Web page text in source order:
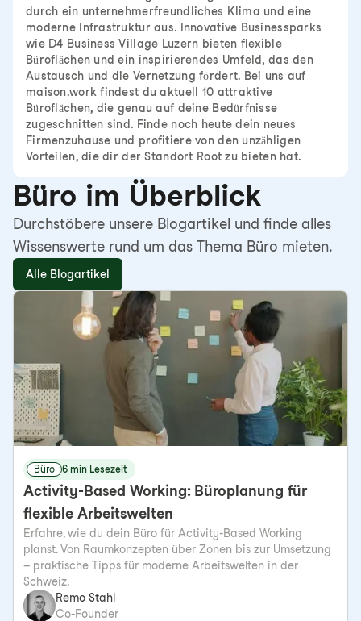
durch ein unternehmerfreundliches Klima und eine
moderne Infrastruktur aus. Innovative Businessparks
wie D4 Business Village Luzern bieten flexible
Büroflächen und ein inspirierendes Umfeld, das den
Austausch und die Vernetzung fördert. Bei uns auf
maison.work findest du aktuell 10 attraktive
Büroflächen, die genau auf deine Bedürfnisse
zugeschnitten sind. Finde noch heute dein neues
Firmenzuhause und profitiere von den unzähligen
Vorteilen, die dir der Standort Root zu bieten hat.
Büro im Überblick
Durchstöbere unsere Blogartikel und finde alles
Wissenswerte rund um das Thema Büro mieten.
Alle Blogartikel
Büro 6 min Lesezeit
Activity-Based Working: Büroplanung für
flexible Arbeitswelten
Erfahre, wie du dein Büro für Activity-Based Working
planst. Von Raumkonzepten über Zonen bis zur Umsetzung
– praktische Tipps für moderne Arbeitswelten in der
Schweiz.
Remo Stahl
Co-Founder